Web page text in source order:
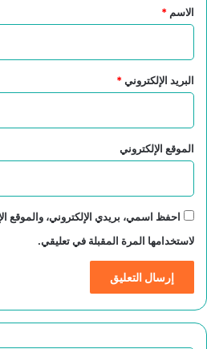
*
الاسم *
البريد الإلكتروني*
الموقع الإلكتروني
احفظ اسمي، بريدي الإلكتروني، والموقع
لاستخدامها المرة المقبلة في تعليقي.